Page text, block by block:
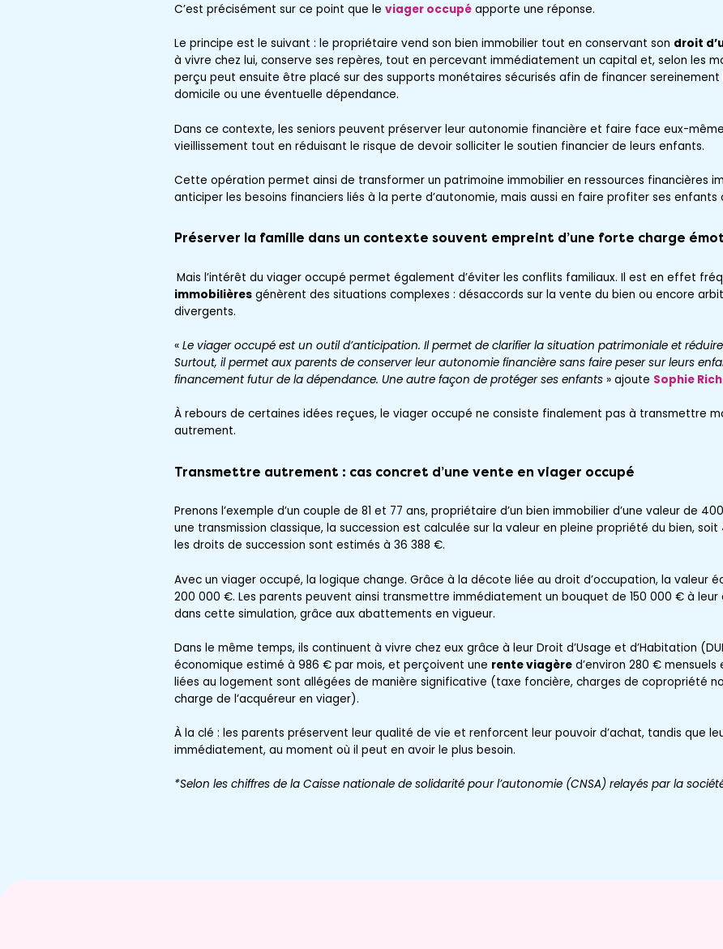
C’est précisément sur ce point que le viager occupéapporte une réponse.
Le principe est le suivant : le propriétaire vend son bien immobilier tout en conservant son droit
à vivre chez lui, conserve ses repères, tout en percevant immédiatement un capital et, selon les
perçu peut ensuite être placé sur des supports monétaires sécurisés afin de financer sereinement
domicile ou une éventuelle dépendance.
Dans ce contexte, les seniors peuvent préserver leur autonomie financière et faire face eux-
vieillissement tout en réduisant le risque de devoir solliciter le soutien financier de leurs enfants.
Cette opération permet ainsi de transformer un patrimoine immobilier en ressources financières
anticiper les besoins financiers liés à la perte d’autonomie, mais aussi en faire profiter ses enfants
Préserver la famille dans un contexte souvent empreint d’une forte charge
Mais l’intérêt du viager occupé permet également d’éviter les conflits familiaux. Il est en effet
immobilièresgénèrent des situations complexes : désaccords sur la vente du bien ou encore
divergents.
« Le viager occupé est un outil d’anticipation. Il permet de clarifier la situation patrimoniale et
Surtout, il permet aux parents de conserver leur autonomie financière sans faire peser sur leurs
financement futur de la dépendance. Une autre façon de protéger ses enfants» ajoute Sophie
À rebours de certaines idées reçues, le viager occupé ne consiste finalement pas à transmettre
autrement.
Transmettre autrement : cas concret d’une vente en viager occupé
Prenons l’exemple d’un couple de 81 et 77 ans, propriétaire d’un bien immobilier d’une valeur de
une transmission classique, la succession est calculée sur la valeur en pleine propriété du bien,
les droits de succession sont estimés à 36 388 €.
Avec un viager occupé, la logique change. Grâce à la décote liée au droit d’occupation, la valeur
200 000 €. Les parents peuvent ainsi transmettre immédiatement un bouquet de 150 000 € à
dans cette simulation, grâce aux abattements en vigueur.
Dans le même temps, ils continuent à vivre chez eux grâce à leur Droit d’Usage et d’Habitation
économique estimé à 986 € par mois, et perçoivent une rente viagèred’environ 280 € mensuels
liées au logement sont allégées de manière significative (taxe foncière, charges de copropriété
charge de l’acquéreur en viager).
À la clé : les parents préservent leur qualité de vie et renforcent leur pouvoir d’achat, tandis que
immédiatement, au moment où il peut en avoir le plus besoin.
*Selon les chiffres de la Caisse nationale de solidarité pour l’autonomie (CNSA) relayés par la